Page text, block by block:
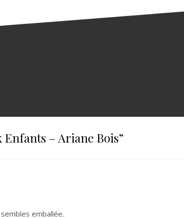
Enfants – Ariane Bois”
emballée.